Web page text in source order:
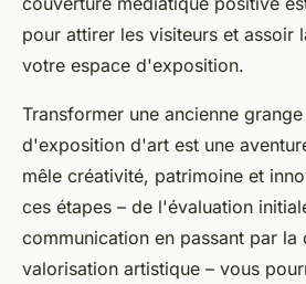
pour attirer les visiteurs et assoir
votre espace d'exposition.
Transformer une ancienne
d'exposition d'art est une
mêle créativité, patrimoine et
ces étapes – de l'évaluation
communication en passant par la
valorisation artistique – vous